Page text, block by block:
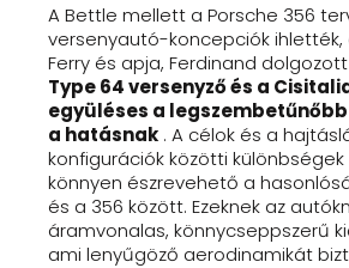
A Bettle mellett a Porsche 356
versenyautó-koncepciók ihlették,
Ferry és apja, Ferdinand
Type 64 versenyző és a
együléses a
a hatásnak . A célok és a
konfigurációk közötti
könnyen észrevehető a
és a 356 között. Ezeknek az
áramvonalas, könnycseppszerű
ami lenyűgöző aerodinamikát